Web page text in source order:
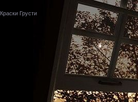
Краски Грусти